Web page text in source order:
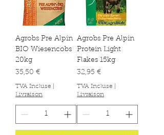
Agrobs Pre Alpin
BIO Wiesencobs
20kg
Prix
35,50 €
TVA Incluse
Livraison
Agrobs Pre Alpin
Protein Light
Flakes 15kg
Prix
32,95 €
TVA Incluse
Livraison